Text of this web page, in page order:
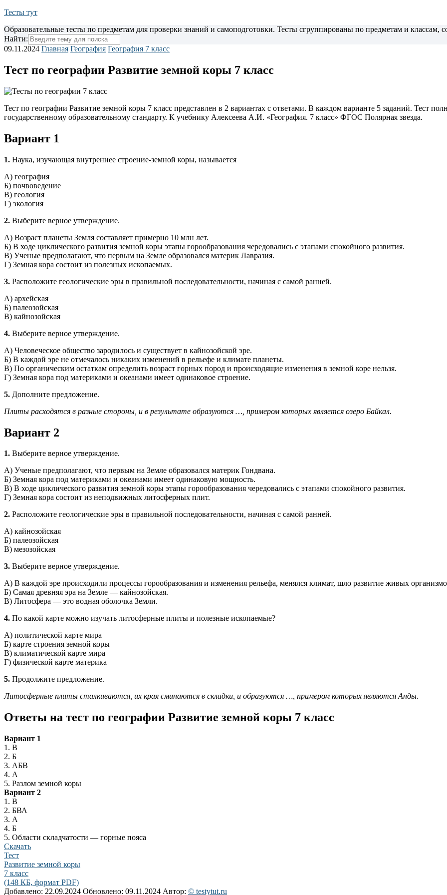
Тесты тут
Образовательные тесты по предметам для проверки знаний и самоподготовки. Тесты сгруппированы по предметам и классам,
Найти:
09.11.2024 Главная География География 7 класс
Тест по географии Развитие земной коры 7 класс
Тест по географии Развитие земной коры 7 класс представлен в 2 вариантах с ответами. В каждом варианте 5 заданий. Тест
государственному образовательному стандарту. К учебнику Алексеева А.И. «География. 7 класс» ФГОС Полярная звезда.
Вариант 1
1. Наука, изучающая внутреннее строение-земной коры, называется
А) география
Б) почвоведение
В) геология
Г) экология
2. Выберите верное утверждение.
А) Возраст планеты Земля составляет примерно 10 млн лет.
Б) В ходе циклического развития земной коры этапы горообразования чередовались с этапами спокойного развития.
В) Ученые предполагают, что первым на Земле образовался материк Лавразия.
Г) Земная кора состоит из полезных ископаемых.
3. Расположите геологические эры в правильной последовательности, начиная с самой ранней.
А) архейская
Б) палеозойская
В) кайнозойская
4. Выберите верное утверждение.
А) Человеческое общество зародилось и существует в кайнозойской эре.
Б) В каждой эре не отмечалось никаких изменений в рельефе и климате планеты.
В) По органическим остаткам определить возраст горных пород и происходящие изменения в земной коре нельзя.
Г) Земная кора под материками и океанами имеет одинаковое строение.
5. Дополните предложение.
Плиты расходятся в разные стороны, и в результате образуются …, примером которых является озеро Байкал.
Вариант 2
1. Выберите верное утверждение.
А) Ученые предполагают, что первым на Земле образовался материк Гондвана.
Б) Земная кора под материками и океанами имеет одинаковую мощность.
В) В ходе циклического развития земной коры этапы горообразования чередовались с этапами спокойного развития.
Г) Земная кора состоит из неподвижных литосферных плит.
2. Расположите геологические эры в правильной последовательности, начиная с самой ранней.
А) кайнозойская
Б) палеозойская
В) мезозойская
3. Выберите верное утверждение.
А) В каждой эре происходили процессы горообразования и изменения рельефа, менялся климат, шло развитие живых
Б) Самая древняя эра на Земле — кайнозойская.
В) Литосфера — это водная оболочка Земли.
4. По какой карте можно изучать литосферные плиты и полезные ископаемые?
А) политической карте мира
Б) карте строения земной коры
В) климатической карте мира
Г) физической карте материка
5. Продолжите предложение.
Литосферные плиты сталкиваются, их края сминаются в складки, и образуются …,­ примером которых являются Анды.
Ответы на тест по географии Развитие земной коры 7 класс
Вариант 1
1. В
2. Б
3. АБВ
4. А
5. Разлом земной коры
Вариант 2
1. В
2. БВА
3. А
4. Б
5. Области складчатости — горные пояса
Скачать
Тест
Развитие земной коры
7 класс
(148 КБ, формат PDF)
Добавлено: 22.09.2024 Обновлено: 09.11.2024 Автор: © testytut.ru